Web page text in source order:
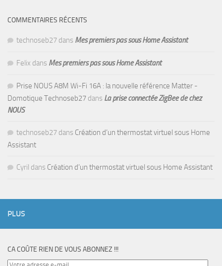
COMMENTAIRES RÉCENTS
technoseb27 dans Mes premiers pas sous Home Assistant
Felix dans Mes premiers pas sous Home Assistant
Prise NOUS A8M Wi-Fi 16A : la nouvelle référence Matter -
Domotique Technoseb27 dans La prise connectée ZigBee de chez
NOUS
technoseb27 dans Création d’un thermostat virtuel sous Home
Assistant
Cyril dans Création d’un thermostat virtuel sous Home Assistant
PLUS
CA COÛTE RIEN DE VOUS ABONNEZ !!!
Votre